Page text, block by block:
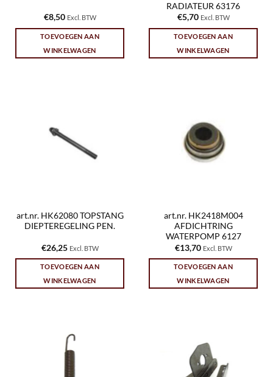
€8,50 Excl. BTW
TOEVOEGEN AAN
WINKELWAGEN
RADIATEUR 63176
€5,70 Excl. BTW
TOEVOEGEN AAN
WINKELWAGEN
art.nr. HK62080 TOPSTANG
DIEPTEREGELING PEN.
€26,25 Excl. BTW
TOEVOEGEN AAN
WINKELWAGEN
art.nr. HK2418M004
AFDICHTRING
WATERPOMP 6127
€13,70 Excl. BTW
TOEVOEGEN AAN
WINKELWAGEN